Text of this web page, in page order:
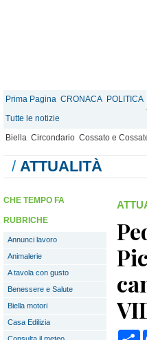
Prima Pagina CRONACA POLITICA
Tutte le notizie
Biella Circondario Cossato e
/ ATTUALITÀ
CHE TEMPO FA
RUBRICHE
Annunci lavoro
Animalerie
A tavola con gusto
Benessere e Salute
Biella motori
Casa Edilizia